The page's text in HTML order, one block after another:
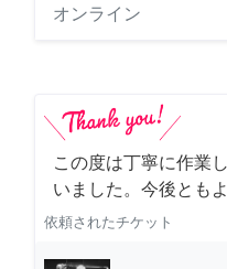
オンライン
この度は丁寧に作業
いました。今後とも
依頼されたチケット